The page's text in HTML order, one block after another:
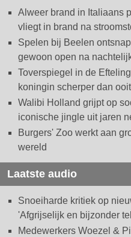
Alweer brand in Italiaans
vliegt in brand na
Spelen bij Beelen
gewoon open na
Toverspiegel in de
koningin scherper dan ooit
Walibi Holland grijpt op
iconische jingle uit jaren
Burgers' Zoo werkt aan
wereld
Laatste audio
Snoeiharde kritiek op
'Afgrijselijk en bijzonder
Medewerkers Woezel &